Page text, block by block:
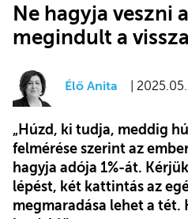
Ne hagyja veszni
megindult a
Élő Anita |
„Húzd, ki tudja, meddig
felmérése szerint az
hagyja adója 1%-át.
lépést, két kattintás az
megmaradása lehet a tét.